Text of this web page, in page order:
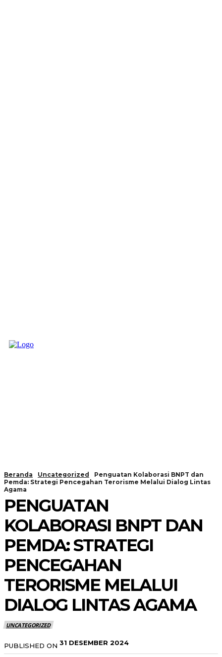
Beranda Uncategorized
Penguatan Kolaborasi BNPT dan
Pemda: Strategi Pencegahan Terorisme Melalui Dialog Lintas
Agama
PENGUATAN
KOLABORASI BNPT DAN
PEMDA: STRATEGI
PENCEGAHAN
TERORISME MELALUI
DIALOG LINTAS AGAMA
UNCATEGORIZED
PUBLISHED ON 31 DESEMBER 2024